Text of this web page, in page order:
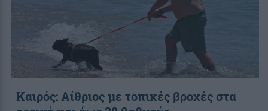
Καιρός: Αίθριος με τοπικές βροχές στα